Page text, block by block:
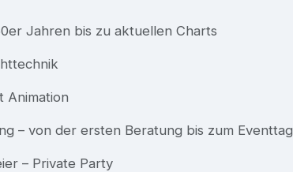
Jahren bis zu aktuellen Charts
Animation
– von der ersten Beratung bis zum Eventtag
– Private Party